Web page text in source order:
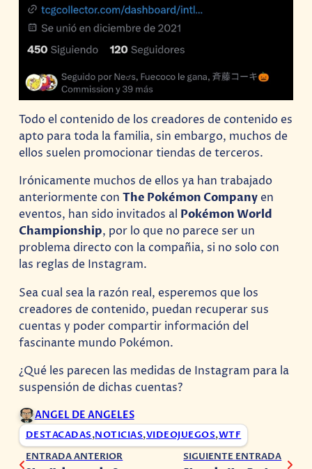
Todo el contenido de los creadores de contenido es
apto para toda la familia, sin embargo, muchos de
ellos suelen promocionar tiendas de terceros.
Irónicamente muchos de ellos ya han trabajado
anteriormente conThe Pokémon Companyen
eventos, han sido invitados al Pokémon World
Championship, por lo que no parece ser un
problema directo con la compañia, si no solo con
las reglas de Instagram.
Sea cual sea la razón real, esperemos que los
creadores de contenido, puedan recuperar sus
cuentas y poder compartir información del
fascinante mundo Pokémon.
¿Qué les parecen las medidas de Instagram para la
suspensión de dichas cuentas?
ANGEL DE ANGELES
DESTACADAS,NOTICIAS,VIDEOJUEGOS,WTF
ENTRADA ANTERIOR
SIGUIENTE ENTRADA